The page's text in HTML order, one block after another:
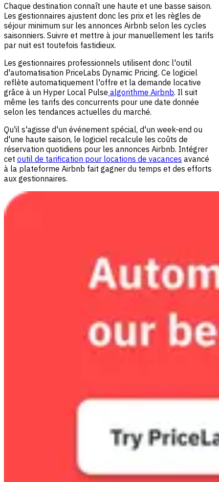
Chaque destination connaît une haute et une basse saison.
Les gestionnaires ajustent donc les prix et les règles de
séjour minimum sur les annonces Airbnb selon les cycles
saisonniers. Suivre et mettre à jour manuellement les tarifs
par nuit est toutefois fastidieux.
Les gestionnaires professionnels utilisent donc l'outil
d'automatisation PriceLabs Dynamic Pricing. Ce logiciel
reflète automatiquement l'offre et la demande locative
grâce à un Hyper Local Pulse algorithme Airbnb. Il suit
même les tarifs des concurrents pour une date donnée
selon les tendances actuelles du marché.
Qu'il s'agisse d'un événement spécial, d'un week-end ou
d'une haute saison, le logiciel recalcule les coûts de
réservation quotidiens pour les annonces Airbnb. Intégrer
cet outil de tarification pour locations de vacances avancé
à la plateforme Airbnb fait gagner du temps et des efforts
aux gestionnaires.